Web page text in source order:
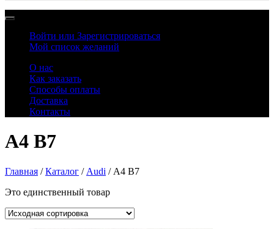
Войти или Зарегистрироваться
Мой список желаний
О нас
Как заказать
Способы оплаты
Доставка
Контакты
A4 B7
Главная /Каталог / Audi / A4 B7
Это единственный товар